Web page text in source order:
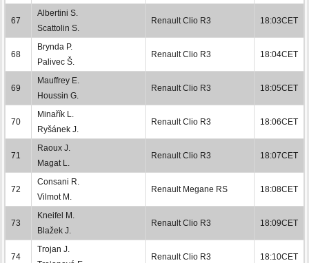
67
Albertini S.
Scattolin S.
Renault Clio R3 18:03CET
68
Brynda P.
Palivec Š.
Renault Clio R3 18:04CET
69
Mauffrey E.
Houssin G.
Renault Clio R3 18:05CET
70
Minařík L.
Ryšánek J.
Renault Clio R3 18:06CET
71
Raoux J.
Magat L.
Renault Clio R3 18:07CET
72
Consani R.
Vilmot M.
Renault Megane RS 18:08CET
73
Kneifel M.
Blažek J.
Renault Clio R3 18:09CET
74
Trojan J.
Renault Clio R3 18:10CET